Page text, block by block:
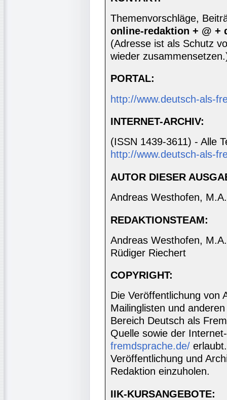
Themenvorschläge,
online-redaktion + @ +
(Adresse ist als Schutz
wieder
PORTAL:
http://www.deutsch-als-
INTERNET-ARCHIV:
(ISSN 1439-3611) - Alle
http://www.deutsch-als-
AUTOR DIESER
Andreas Westhofen, M.A.
REDAKTIONSTEAM:
Andreas Westhofen,
Rüdiger Riechert
COPYRIGHT:
Die Veröffentlichung von
Mailinglisten und
Bereich Deutsch als
Quelle sowie der
fremdsprache.de/
Veröffentlichung und
Redaktion einzuholen.
IIK-KURSANGEBOTE: